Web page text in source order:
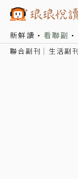
新鮮讀 看聯副
聯合副刊 生活副刊